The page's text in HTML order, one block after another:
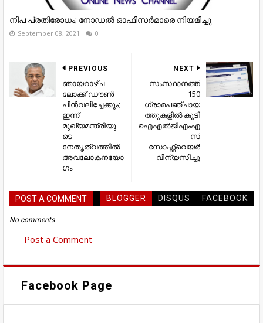
നിപ പ്രതിരോധം; നോഡല്‍ ഓഫീസര്‍മാരെ നിയമിച്ചു
September 08, 2021 0
NEXT
സംസ്ഥാനത്ത്
150
ഗ്രാമപഞ്ചായ
ത്തുകളിൽ കൂടി
ഐഎൽജിഎംഎ
സ്
സോഫ്റ്റ്‌വെയർ
വിന്യസിച്ചു
PREVIOUS
ഞായറാഴ്ച
ലോക്ക് ഡൗൺ
പിൻവലിച്ചേക്കും;
ഇന്ന്
മുഖ്യമന്ത്രിയു
ടെ
നേതൃത്വത്തിൽ
അവലോകനയോ
ഗം
POST A COMMENT BLOGGER DISQUS FACEBOOK
No comments
Post a Comment
Facebook Page